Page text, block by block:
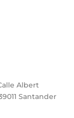
Albert
Santander